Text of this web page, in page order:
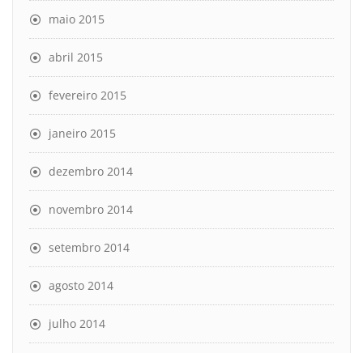
maio 2015
abril 2015
fevereiro 2015
janeiro 2015
dezembro 2014
novembro 2014
setembro 2014
agosto 2014
julho 2014